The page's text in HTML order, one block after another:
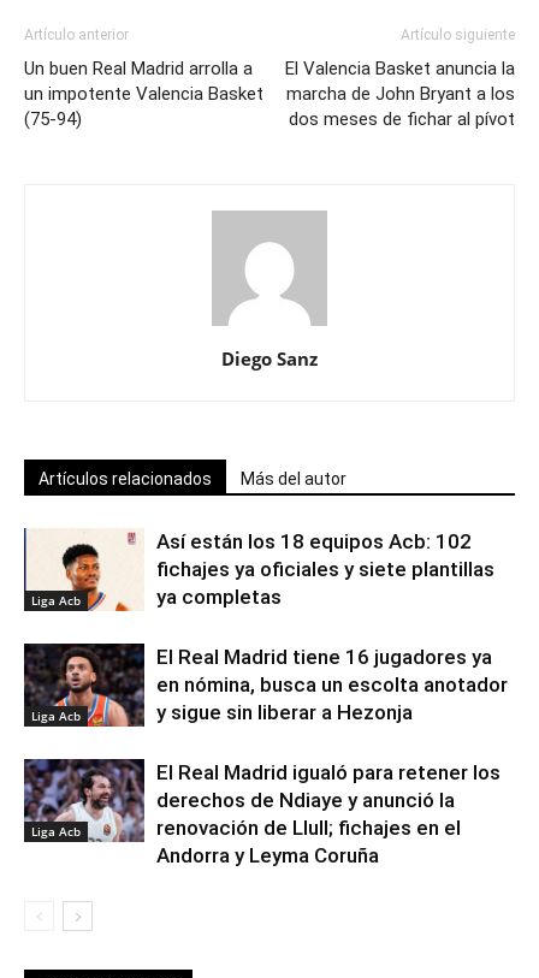
Artículo anterior
Un buen Real Madrid arrolla a
un impotente Valencia Basket
(75-94)
Artículo siguiente
El Valencia Basket anuncia la
marcha de John Bryant a los
dos meses de fichar al pívot
Diego Sanz
Artículos relacionados Más del autor
Liga Acb
Así están los 18 equipos Acb: 102
fichajes ya oficiales y siete plantillas
ya completas
Liga Acb
El Real Madrid tiene 16 jugadores ya
en nómina, busca un escolta anotador
y sigue sin liberar a Hezonja
Liga Acb
El Real Madrid igualó para retener los
derechos de Ndiaye y anunció la
renovación de Llull; fichajes en el
Andorra y Leyma Coruña